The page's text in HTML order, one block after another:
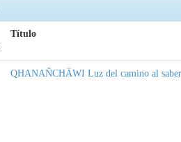
Título
QHANAÑCHÄWI Luz del camino al saber